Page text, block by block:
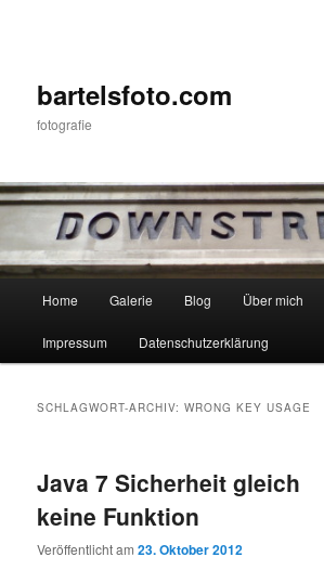
bartelsfoto.com
fotografie
Home Galerie Blog Über mich
Impressum Datenschutzerklärung
SCHLAGWORT-ARCHIV:WRONG KEY USAGE
Java 7 Sicherheit gleich
keine Funktion
Veröffentlicht am23. Oktober 2012